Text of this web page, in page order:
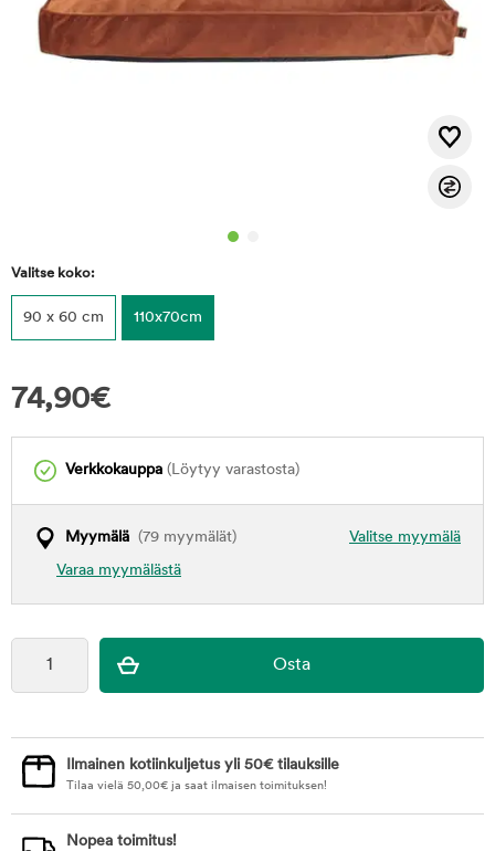
Valitse koko:
90 x 60 cm 110x70cm
74,90€
Verkkokauppa (Löytyy varastosta)
Valitse myymälä
Myymälä (79 myymälät)
Varaa myymälästä
Ilmainen kotiinkuljetus yli 50€ tilauksille
Tilaa vielä 50,00€ ja saat ilmaisen toimituksen!
Nopea toimitus!